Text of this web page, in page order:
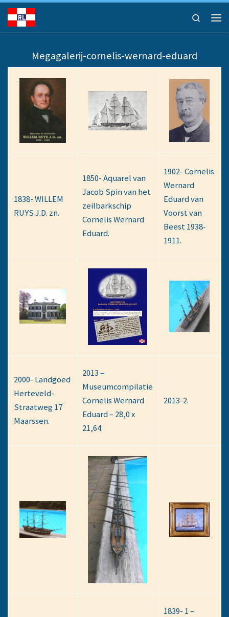
Ga naar inhoud
Search
Megagalerij-cornelis-wernard-eduard
1838- WILLEM
RUYS J.D. zn.
1850- Aquarel van
Jacob Spin van het
zeilbarkschip
Cornelis Wernard
Eduard.
1902- Cornelis
Wernard
Eduard van
Voorst van
Beest 1938-
1911.
2000- Landgoed
Herteveld-
Straatweg 17
Maarssen.
2013 –
Museumcompilatie
Cornelis Wernard
Eduard – 28,0 x
21,64.
2013-2.
1839- 1 –